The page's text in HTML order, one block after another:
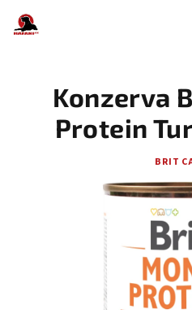
obsah
Konzerva
Protein
BRIT